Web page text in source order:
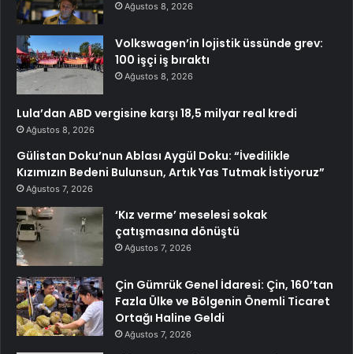
Ağustos 8, 2026
Volkswagen’in lojistik üssünde grev:
100 işçi iş bıraktı
Ağustos 8, 2026
Lula’dan ABD vergisine karşı 18,5 milyar real kredi
Ağustos 8, 2026
Gülistan Doku’nun Ablası Aygül Doku: “İvedilikle
Kızımızın Bedeni Bulunsun, Artık Yas Tutmak İstiyoruz”
Ağustos 7, 2026
‘Kız verme’ meselesi sokak
çatışmasına dönüştü
Ağustos 7, 2026
Çin Gümrük Genel İdaresi: Çin, 160’tan
Fazla Ülke ve Bölgenin Önemli Ticaret
Ortağı Haline Geldi
Ağustos 7, 2026